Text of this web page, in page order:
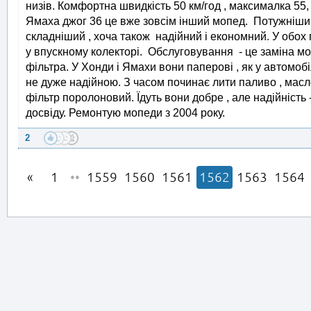
низів. Комфортна швидкість 50 км/год , максималка
Ямаха джог 36 це вже зовсім інший мопед.
складніший , хоча також надійний і економний. У
у впускному колекторі. Обслуговування - це заміна
фільтра. У Хонди і Ямахи вони паперові , як у
не дуже надійною. З часом починає лити паливо ,
фільтр поролоновий. Їдуть вони добре , але
досвіду. Ремонтую мопеди з 2004 року.
2
1 •• 1559 1560 1561 1562 1563 1564